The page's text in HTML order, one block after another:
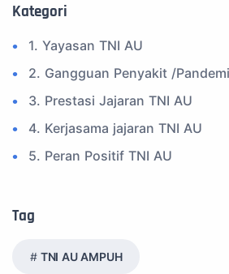
Kategori
1. Yayasan TNI AU
2. Gangguan Penyakit /
3. Prestasi Jajaran TNI AU
4. Kerjasama jajaran TNI AU
5. Peran Positif TNI AU
7. Spam Bukan Berita TNI
9. Tni au
Tag
TNI AU AMPUH